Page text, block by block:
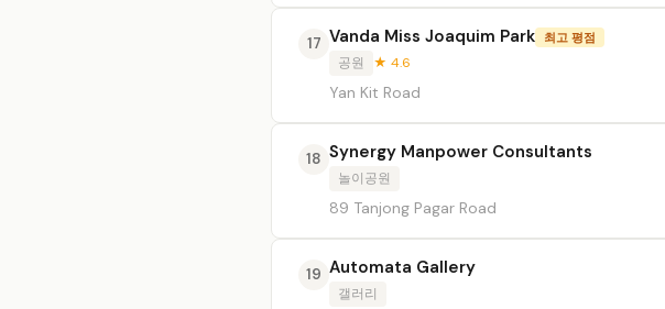
17 Vanda Miss Joaquim Park 최고 평점
공원 ★ 4.6
Yan Kit Road
18 Synergy Manpower Consultants
놀이공원
89 Tanjong Pagar Road
19 Automata Gallery
갤러리